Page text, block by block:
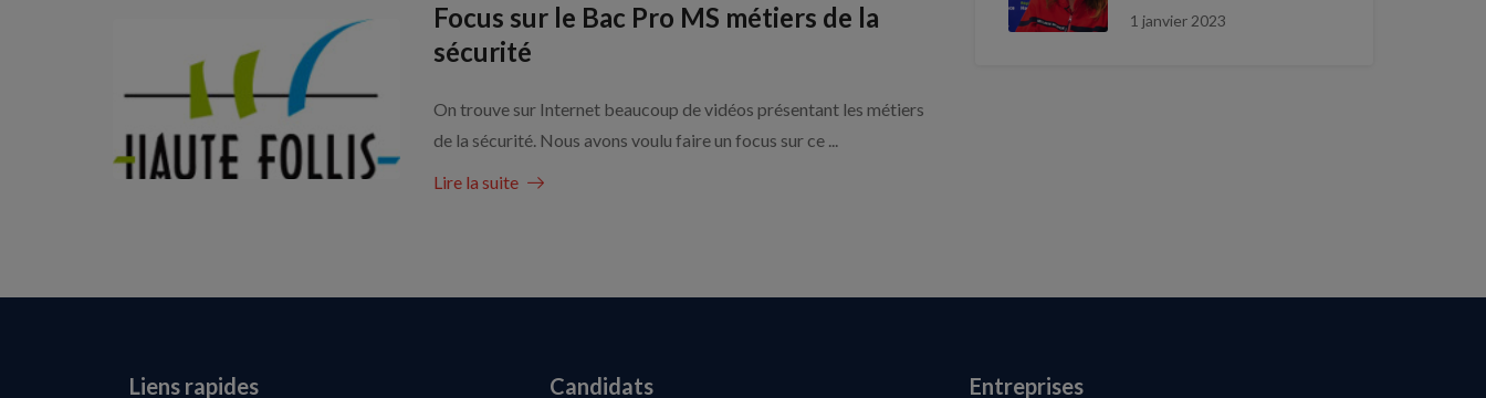
Focus sur le Bac Pro MS métiers de la
sécurité
On trouve sur Internet beaucoup de vidéos présentant les métiers
de la sécurité. Nous avons voulu faire un focus sur ce ...
Lire la suite
1 janvier 2023
Liens rapides Candidats Entreprises